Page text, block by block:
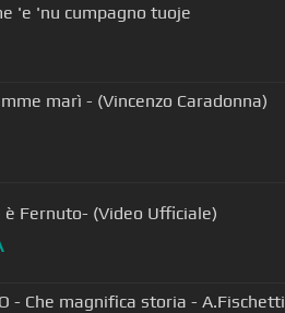
'e 'nu cumpagno tuoje
marì - (Vincenzo Caradonna)
Ca è Fernuto- (Video Ufficiale)
- Che magnifica storia - A.Fischetti